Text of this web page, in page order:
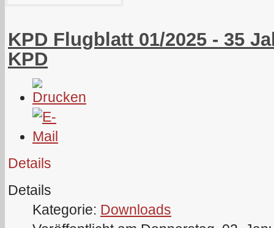
KPD Flugblatt 01/2025 - 35
KPD
Details
Details
Kategorie: Downloads